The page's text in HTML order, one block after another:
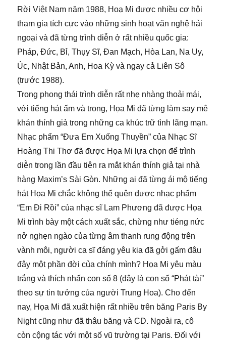
Rời Việt Nam năm 1988, Hoạ Mi được nhiều cơ hội
tham gia tích cực vào những sinh hoạt văn nghệ hải
ngoại và đã từng trình diễn ở rất nhiều quốc gia:
Pháp, Đức, Bỉ, Thụy Sĩ, Đan Mạch, Hòa Lan, Na Uy,
Úc, Nhật Bản, Anh, Hoa Kỳ và ngay cả Liên Sô
(trước 1988).
Trong phong thái trình diễn rất nhẹ nhàng thoải mái,
với tiếng hát ấm và trong, Họa Mi đã từng làm say mê
khán thính giả trong những ca khúc trữ tình lãng mạn.
Nhạc phẩm “Đưa Em Xuống Thuyền” của Nhạc Sĩ
Hoàng Thi Thơ đã được Họa Mi lựa chọn để trình
diễn trong lần đầu tiên ra mắt khán thính giả tại nhà
hàng Maxim’s Sài Gòn. Những ai đã từng ái mộ tiếng
hát Họa Mi chắc không thể quên được nhạc phẩm
“Em Đi Rồi” của nhạc sĩ Lam Phương đã được Họa
Mi trình bày một cách xuất sắc, chừng như tiéng nức
nở nghẹn ngào của từng âm thanh rung động trên
vành môi, người ca sĩ đáng yêu kia đã gởi gấm đâu
đây một phần đời của chính mình? Họa Mi yêu màu
trắng và thích nhấn con số 8 (đây là con số “Phát tài”
theo sự tin tưởng của người Trung Hoa). Cho đến
nay, Họa Mi đã xuất hiện rất nhiều trên băng Paris By
Night cũng như đã thâu băng và CD. Ngoài ra, cô
còn cộng tác với một số vũ trường tại Paris. Đối với